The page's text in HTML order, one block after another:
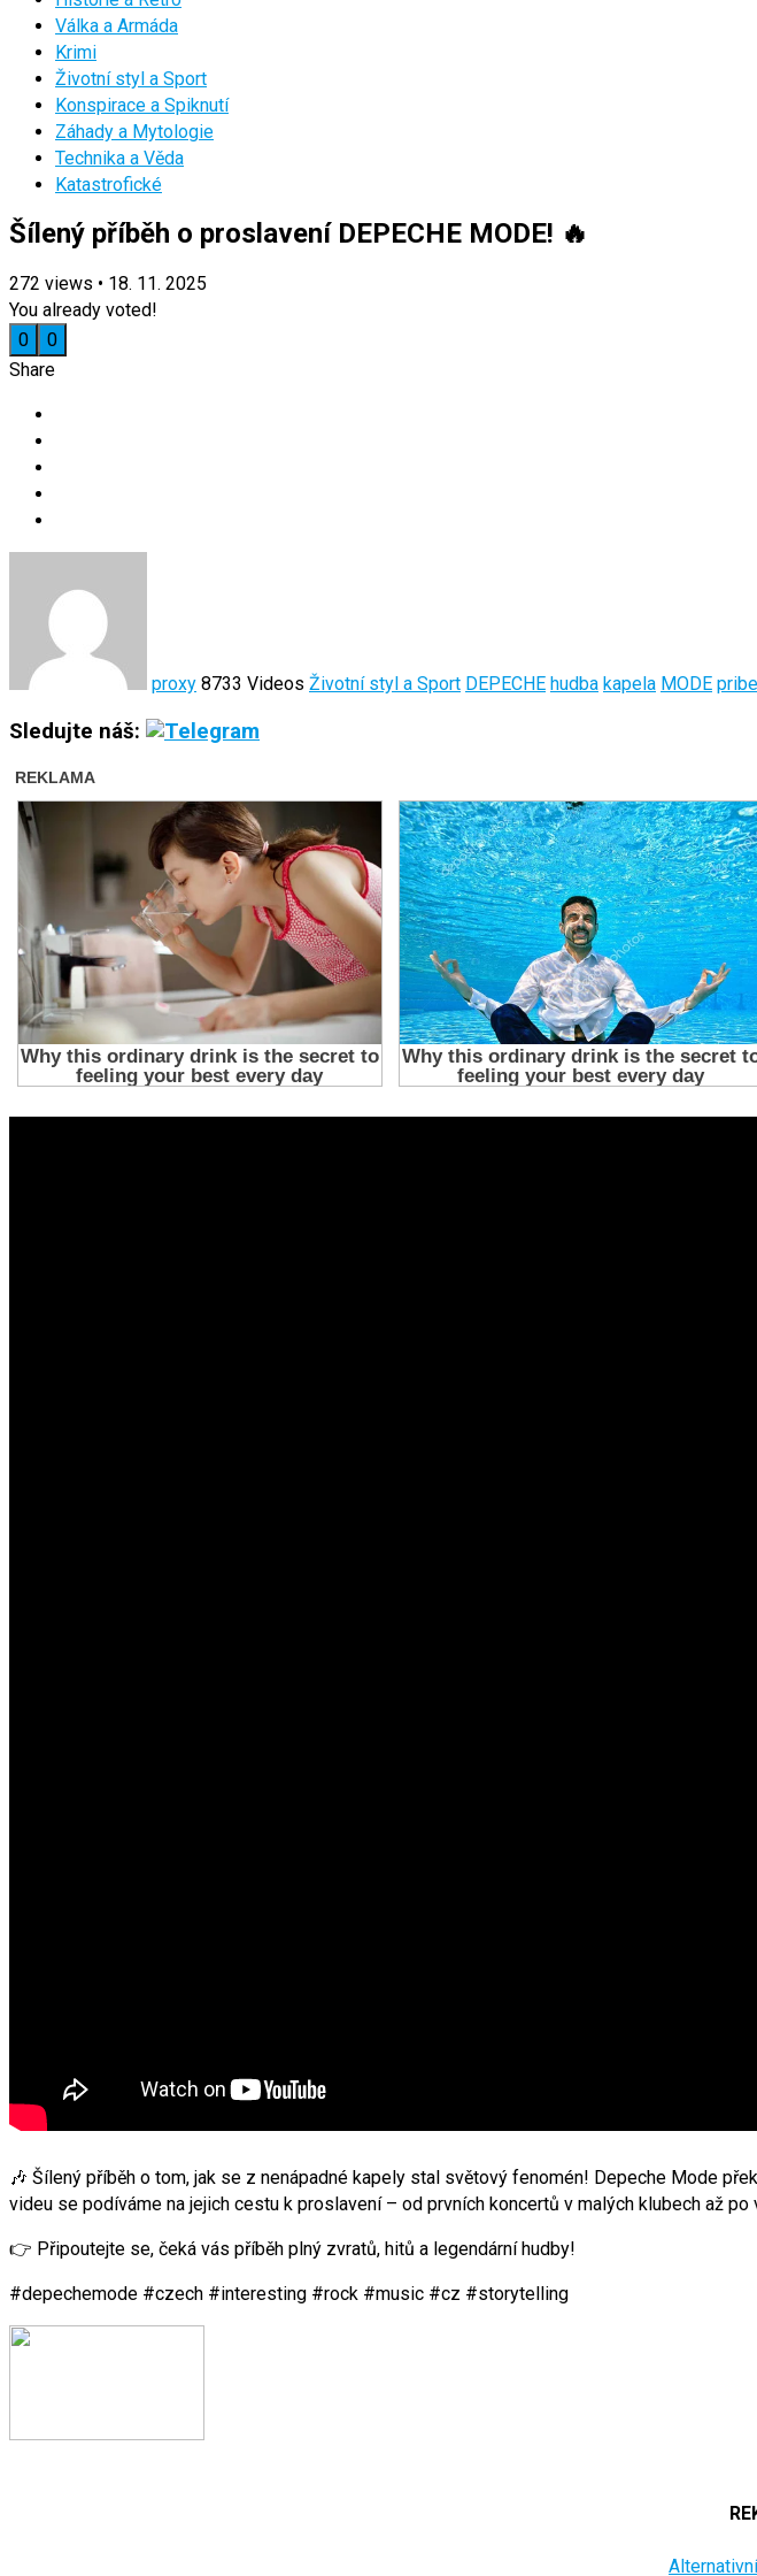
Válka a Armáda
Krimi
Životní styl a Sport
Konspirace a Spiknutí
Záhady a Mytologie
Technika a Věda
Katastrofické
Šílený příběh o proslavení DEPECHE MODE! 🔥
272 views • 18. 11. 2025
You already voted!
0
0
Share
proxy 8733 Videos Životní styl a Sport DEPECHE hudba kapela MODE
Sledujte náš:
🎶 Šílený příběh o tom, jak se z nenápadné kapely stal světový fenomén! Depeche Mode
videu se podíváme na jejich cestu k proslavení – od prvních koncertů v malých klubech až
👉 Připoutejte se, čeká vás příběh plný zvratů, hitů a legendární hudby!
#depechemode #czech #interesting #rock #music #cz #storytelling